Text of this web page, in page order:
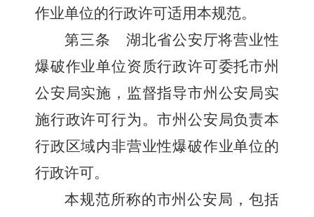
作业单位的行政许可适用本规范。
第三条
湖北省公安厅将营业性
爆破作业单位资质行政许可委托市州
公安局实施，监督指导市州公安局实
施行政许可行为。市州公安局负责本
行政区域内非营业性爆破作业单位的
行政许可。
本规范所称的市州公安局，包括